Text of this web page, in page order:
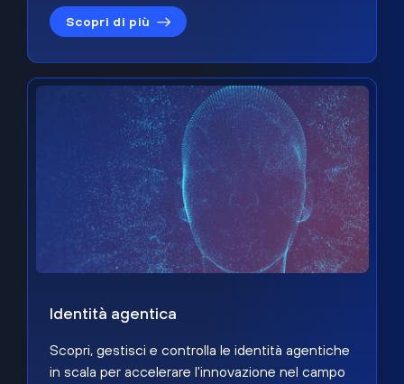
Scopri di più
Identità agentica
Scopri, gestisci e controlla le identità agentiche
in scala per accelerare l'innovazione nel campo